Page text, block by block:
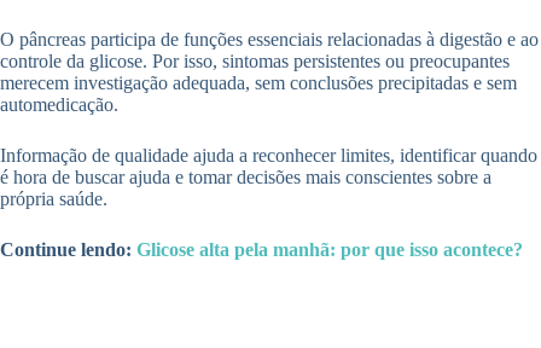
O pâncreas participa de funções essenciais relacionadas à digestão e ao
controle da glicose. Por isso, sintomas persistentes ou preocupantes
merecem investigação adequada, sem conclusões precipitadas e sem
automedicação.
Informação de qualidade ajuda a reconhecer limites, identificar quando
é hora de buscar ajuda e tomar decisões mais conscientes sobre a
própria saúde.
Continue lendo: Glicose alta pela manhã: por que isso acontece?